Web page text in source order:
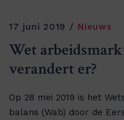
17 juni 2019 Nieuws
Wet
verandert er?
Op 28 mei 2019 is het
balans (Wab) door de